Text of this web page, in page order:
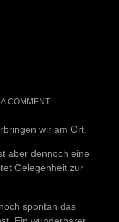
A COMMENT
wir am Ort.
aber dennoch eine
Gelegenheit zur
spontan das